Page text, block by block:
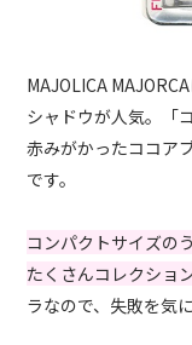
MAJOLICA
シャドウが人気。「
赤みがかったココア
です。
コンパクトサイズの
たくさんコレクショ
ラなので、失敗を気